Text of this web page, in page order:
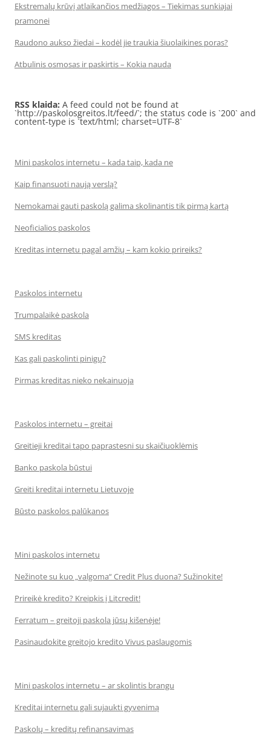
Ekstremalų krūvį atlaikančios medžiagos – Tiekimas sunkiajai
pramonei
Raudono aukso žiedai – kodėl jie traukia šiuolaikines poras?
Atbulinis osmosas ir paskirtis – Kokia nauda
RSS klaida: A feed could not be found at
`http://paskolosgreitos.lt/feed/`; the status code is `200` and
content-type is `text/html; charset=UTF-8`
Mini paskolos internetu – kada taip, kada ne
Kaip finansuoti naują verslą?
Nemokamai gauti paskolą galima skolinantis tik pirmą kartą
Neoficialios paskolos
Kreditas internetu pagal amžių – kam kokio prireiks?
Paskolos internetu
Trumpalaikė paskola
SMS kreditas
Kas gali paskolinti pinigų?
Pirmas kreditas nieko nekainuoja
Paskolos internetu – greitai
Greitieji kreditai tapo paprastesni su skaičiuoklėmis
Banko paskola būstui
Greiti kreditai internetu Lietuvoje
Būsto paskolos palūkanos
Mini paskolos internetu
Nežinote su kuo „valgoma“ Credit Plus duona? Sužinokite!
Prireikė kredito? Kreipkis į Litcredit!
Ferratum – greitoji paskola jūsų kišenėje!
Pasinaudokite greitojo kredito Vivus paslaugomis
Mini paskolos internetu – ar skolintis brangu
Kreditai internetu gali sujaukti gyvenimą
Paskolų – kreditų refinansavimas